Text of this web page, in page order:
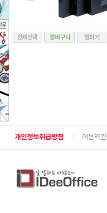
개인정보취급방침 이용약관